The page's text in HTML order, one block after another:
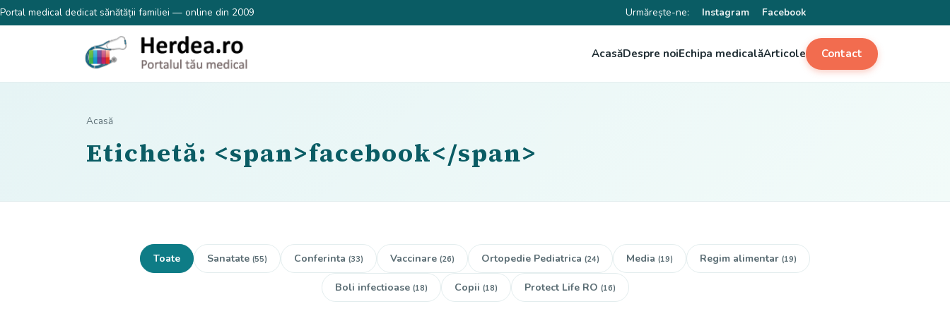
Portal medical dedicat sănătății familiei — online din 2009 Urmărește-ne: Instagram Facebook
AcasăDespre noiEchipa medicalăArticole Contact
Acasă
Etichetă: <span>facebook</span>
Toate Sanatate (55) Conferinta (33) Vaccinare (26) Ortopedie Pediatrica (24) Media (19) Regim alimentar (19)
Boli infectioase (18) Copii (18) Protect Life RO (16)